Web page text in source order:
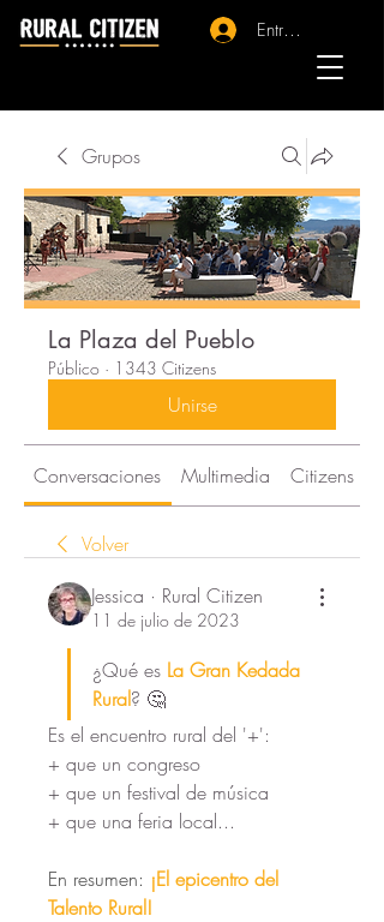
Entrar - Registro
Grupos
La Plaza del Pueblo
Público · 1343 Citizens
Unirse
Conversaciones Multimedia Citizens
Volver
Jessica · Rural Citizen
11 de julio de 2023
¿Qué es La Gran Kedada
Rural? 🤔
Es el encuentro rural del '+':
+ que un congreso
+ que un festival de música
+ que una feria local...
En resumen: ¡El epicentro del
Talento Rural!